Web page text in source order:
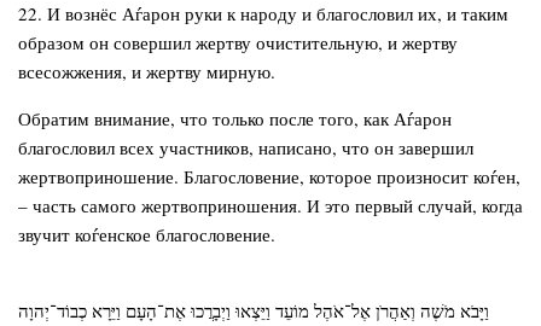
22. И вознёс Аѓарон руки к народу и благословил их, и таким
образом он совершил жертву очистительную, и жертву
всесожжения, и жертву мирную.
Обратим внимание, что только после того, как Аѓарон
благословил всех участников, написано, что он завершил
жертвоприношение. Благословение, которое произносит коѓен,
– часть самого жертвоприношения. И это первый случай, когда
звучит коѓенское благословение.
וַיָּבֹא מֹשֶׁה וְאַהֲרֹן אֶל־אֹהֶל מוֹעֵד וַיֵּצְאוּ וַיְבָרֲכוּ אֶת־הָעָם וַיֵּרָא כְבוֹד־יְהוָה